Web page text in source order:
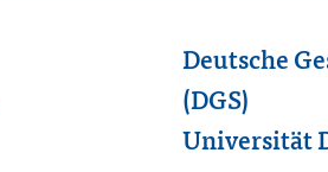
Deutsche
(DGS)
Universität